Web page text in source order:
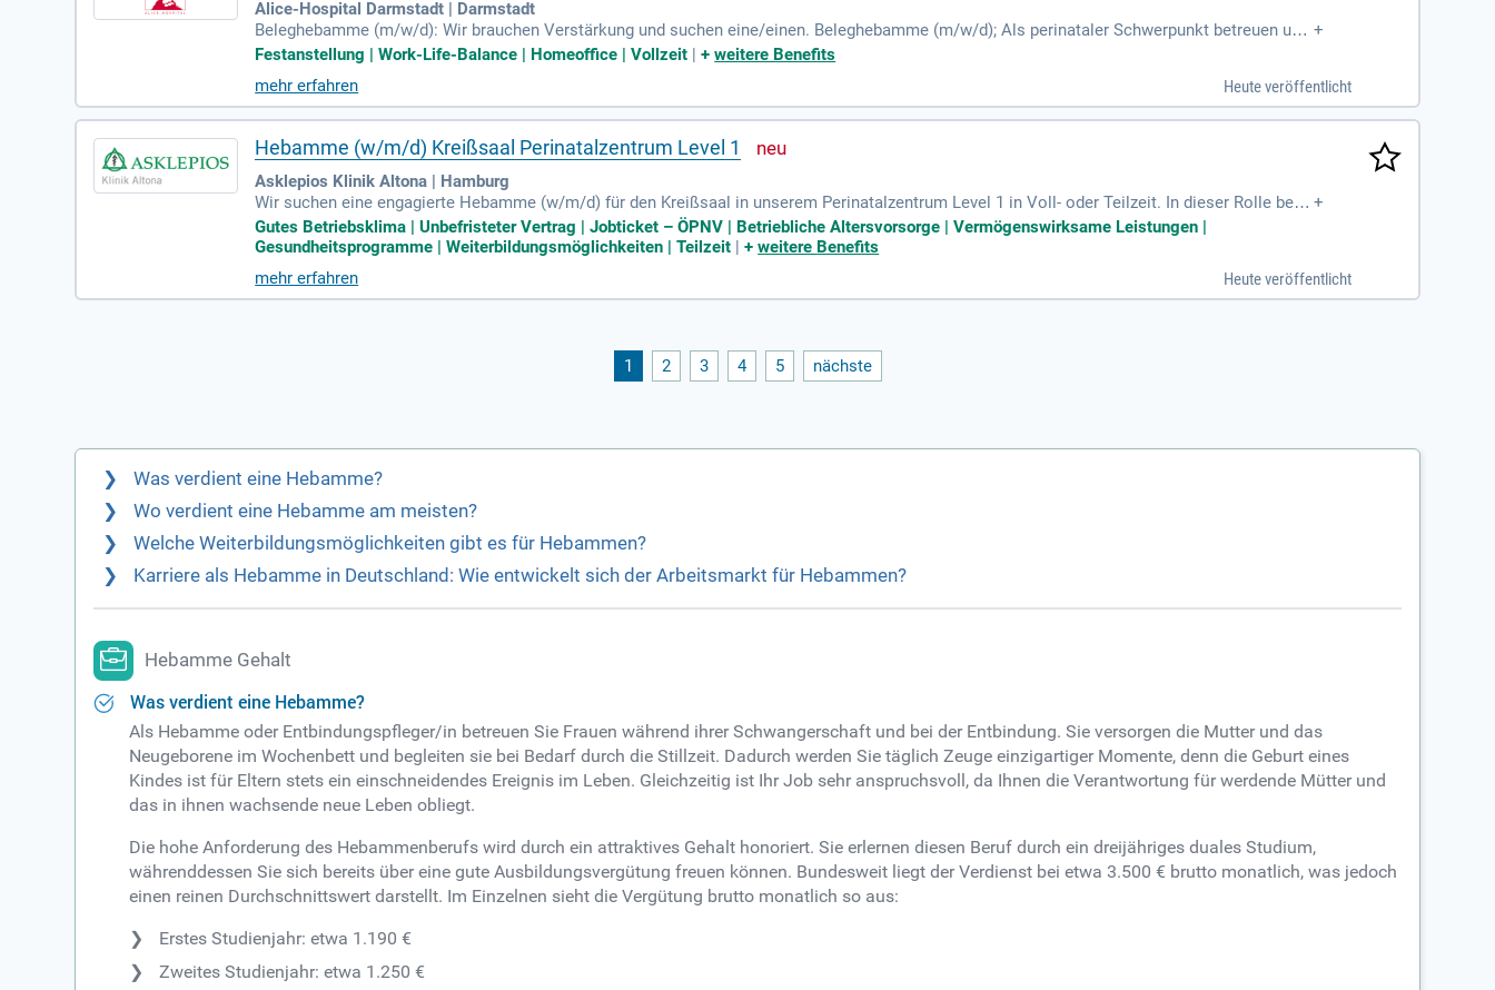
Alice-Hospital Darmstadt | Darmstadt
Beleghebamme (m/w/d): Wir brauchen Verstärkung und suchen eine/einen. Beleghebamme (m/w/d); Als perinataler Schwerpunkt betreuen und
entbinden wir am Alice-Hospital schwangere Frauen ab der 32. Schwangerschaftswoche.
+
Festanstellung | Work-Life-Balance | Homeoffice | Vollzeit |+weitere Benefits
mehr erfahren
Heute veröffentlicht
Hebamme (w/m/d) Kreißsaal Perinatalzentrum Level 1
Asklepios Klinik Altona | Hamburg
Wir suchen eine engagierte Hebamme (w/m/d) für den Kreißsaal in unserem Perinatalzentrum Level 1 in Voll- oder Teilzeit. In dieser Rolle begl
eiten Sie Schwangere und Gebärende und unterstützen Familien vor, während und nach der Geburt. Sie gestalten die Geburtshilfe aktiv und arbei
ten eng mit unserem ärztlichen Team zusammen. Eine abgeschlossene Ausbildung als Hebamme sowie Organisationstalent und Empathie sin
d Voraussetzung. Wir bieten ein unbefristetes Arbeitsverhältnis mit attraktiver Vergütung, Jahressonderzahlung und einem Zuschuss zum hvv J
obticket. Bewerben Sie sich jetzt und werden Sie Teil unseres motivierten Teams!
+
Gutes Betriebsklima | Unbefristeter Vertrag | Jobticket – ÖPNV | Betriebliche Altersvorsorge | Vermögenswirksame Leistungen |
Gesundheitsprogramme | Weiterbildungsmöglichkeiten | Teilzeit |+weitere Benefits
mehr erfahren
Heute veröffentlicht
1 2 3 4 5 nächste
Was verdient eine Hebamme?
Wo verdient eine Hebamme am meisten?
Welche Weiterbildungsmöglichkeiten gibt es für Hebammen?
Karriere als Hebamme in Deutschland: Wie entwickelt sich der Arbeitsmarkt für Hebammen?
Hebamme Gehalt
Was verdient eine Hebamme?
Als Hebamme oder Entbindungspfleger/in betreuen Sie Frauen während ihrer Schwangerschaft und bei der Entbindung. Sie versorgen die Mutter und das
Neugeborene im Wochenbett und begleiten sie bei Bedarf durch die Stillzeit. Dadurch werden Sie täglich Zeuge einzigartiger Momente, denn die Geburt eines
Kindes ist für Eltern stets ein einschneidendes Ereignis im Leben. Gleichzeitig ist Ihr Job sehr anspruchsvoll, da Ihnen die Verantwortung für werdende Mütter und
das in ihnen wachsende neue Leben obliegt.
Die hohe Anforderung des Hebammenberufs wird durch ein attraktives Gehalt honoriert. Sie erlernen diesen Beruf durch ein dreijähriges duales Studium,
währenddessen Sie sich bereits über eine gute Ausbildungsvergütung freuen können. Bundesweit liegt der Verdienst bei etwa 3.500 € brutto monatlich, was jedoch
einen reinen Durchschnittswert darstellt. Im Einzelnen sieht die Vergütung brutto monatlich so aus:
Erstes Studienjahr: etwa 1.190 €
Zweites Studienjahr: etwa 1.250 €